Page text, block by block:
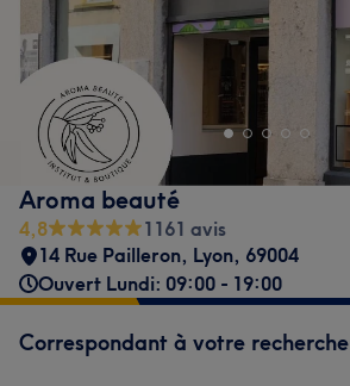
Aroma beauté
4,8
1161 avis
14 Rue Pailleron, Lyon, 69004
Ouvert Lundi: 09:00 - 19:00
Correspondant à votre recherche